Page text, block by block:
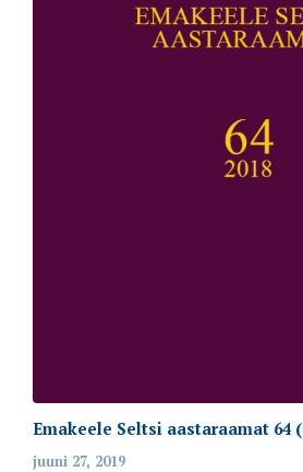
Emakeele Seltsi aastaraamat 64
juuni 27, 2019